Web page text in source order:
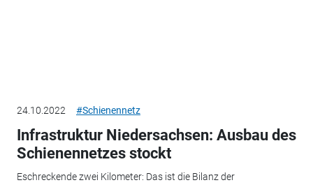
24.10.2022 #Schienennetz
Infrastruktur Niedersachsen: Ausbau des
Schienennetzes stockt
Eschreckende zwei Kilometer: Das ist die Bilanz der